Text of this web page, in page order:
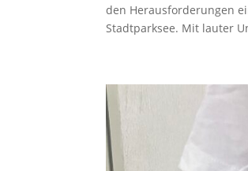
den Herausforderungen
Stadtparksee. Mit lauter